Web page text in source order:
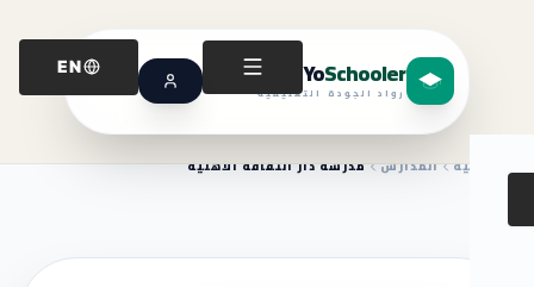
YoSchooler
رواد الجودة التعليمية
EN
الرئيسية المدارس مدرسة دار الثقافة الأهلية